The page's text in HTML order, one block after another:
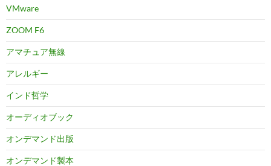
VMware
ZOOM F6
アマチュア無線
アレルギー
インド哲学
オーディオブック
オンデマンド出版
オンデマンド製本